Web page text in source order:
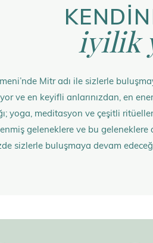
iyilik
Mitr adı ile sizlerle
ve en keyifli anlarınızdan, en
yoga, meditasyon ve çeşitli
geleneklere ve bu
sizlerle buluşmaya devam